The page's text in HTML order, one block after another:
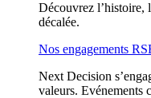
Découvrez l’histoire,
décalée.
Nos engagements
Next Decision
valeurs. Evénements